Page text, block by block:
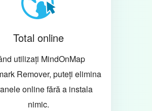
Total online
utilizați MindOnMap
Remover, puteți elimina
online fără a instala
nimic.